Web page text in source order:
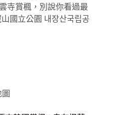
寺賞楓，別說你看過最
國立公園 내장산국립공